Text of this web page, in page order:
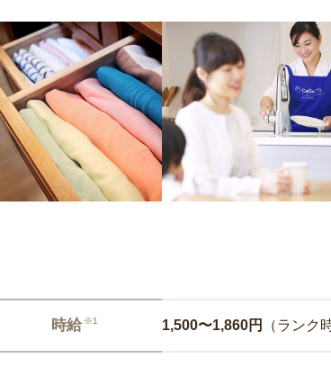
時給 ※1 1,500〜1,860円 （ランク